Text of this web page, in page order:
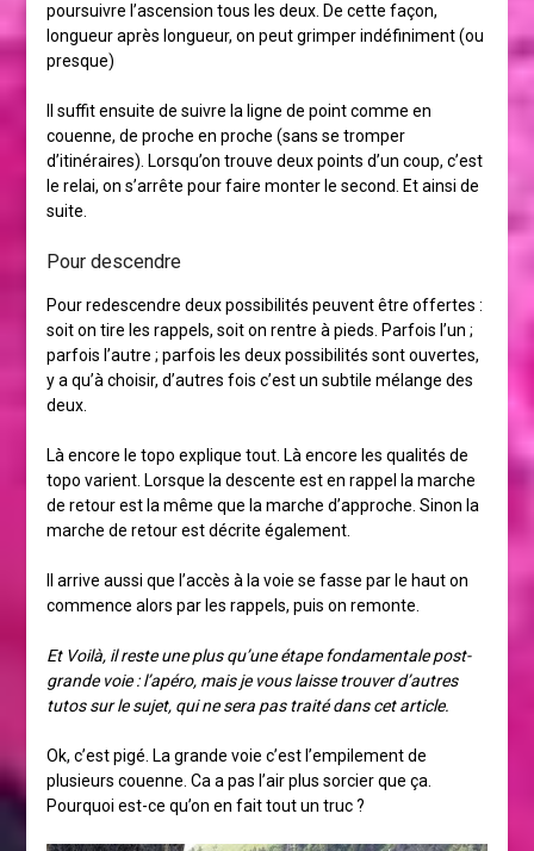
poursuivre l’ascension tous les deux. De cette façon,
longueur après longueur, on peut grimper indéfiniment (ou
presque)
Il suffit ensuite de suivre la ligne de point comme en
couenne, de proche en proche (sans se tromper
d’itinéraires). Lorsqu’on trouve deux points d’un coup, c’est
le relai, on s’arrête pour faire monter le second. Et ainsi de
suite.
Pour descendre
Pour redescendre deux possibilités peuvent être offertes :
soit on tire les rappels, soit on rentre à pieds. Parfois l’un ;
parfois l’autre ; parfois les deux possibilités sont ouvertes,
y a qu’à choisir, d’autres fois c’est un subtile mélange des
deux.
Là encore le topo explique tout. Là encore les qualités de
topo varient. Lorsque la descente est en rappel la marche
de retour est la même que la marche d’approche. Sinon la
marche de retour est décrite également.
Il arrive aussi que l’accès à la voie se fasse par le haut on
commence alors par les rappels, puis on remonte.
Et Voilà, il reste une plus qu’une étape fondamentale post-
grande voie : l’apéro, mais je vous laisse trouver d’autres
tutos sur le sujet, qui ne sera pas traité dans cet article.
Ok, c’est pigé. La grande voie c’est l’empilement de
plusieurs couenne. Ca a pas l’air plus sorcier que ça.
Pourquoi est-ce qu’on en fait tout un truc ?